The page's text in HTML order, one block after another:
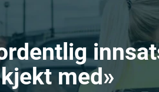
med»